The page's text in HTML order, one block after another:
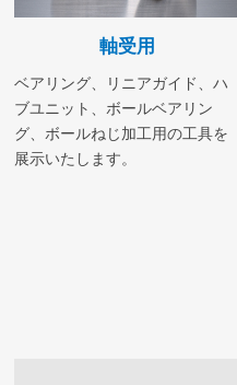
軸受用
ベアリング、リニアガイド、ハ
ブユニット、ボールベアリン
グ、ボールねじ加工用の工具を
展示いたします。